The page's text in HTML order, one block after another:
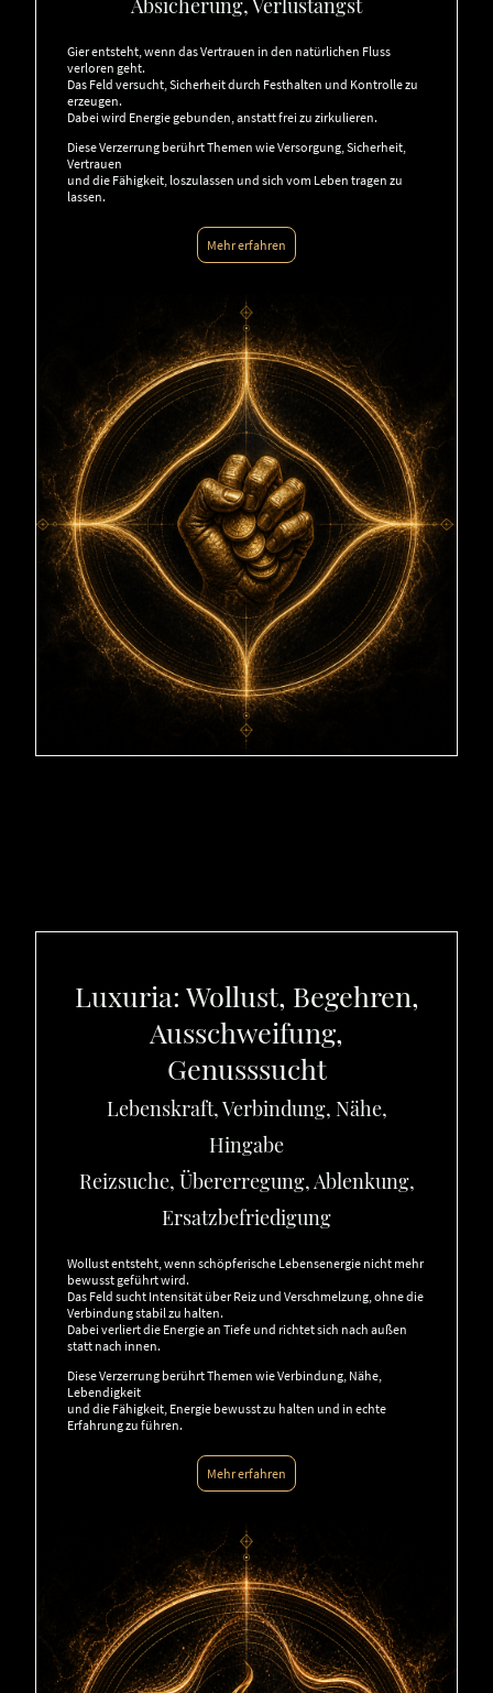
Gier entsteht, wenn das Vertrauen in den natürlichen Fluss
verloren geht.
Das Feld versucht, Sicherheit durch Festhalten und Kontrolle zu
erzeugen.
Dabei wird Energie gebunden, anstatt frei zu zirkulieren.
Diese Verzerrung berührt Themen wie Versorgung, Sicherheit,
Vertrauen
und die Fähigkeit, loszulassen und sich vom Leben tragen zu
lassen.
Mehr erfahren
Luxuria: Wollust, Begehren,
Ausschweifung,
Genusssucht
Lebenskraft, Verbindung, Nähe,
Hingabe
Reizsuche, Übererregung, Ablenkung,
Ersatzbefriedigung
Wollust entsteht, wenn schöpferische Lebensenergie nicht mehr
bewusst geführt wird.
Das Feld sucht Intensität über Reiz und Verschmelzung, ohne die
Verbindung stabil zu halten.
Dabei verliert die Energie an Tiefe und richtet sich nach außen
statt nach innen.
Diese Verzerrung berührt Themen wie Verbindung, Nähe,
Lebendigkeit
und die Fähigkeit, Energie bewusst zu halten und in echte
Erfahrung zu führen.
Mehr erfahren